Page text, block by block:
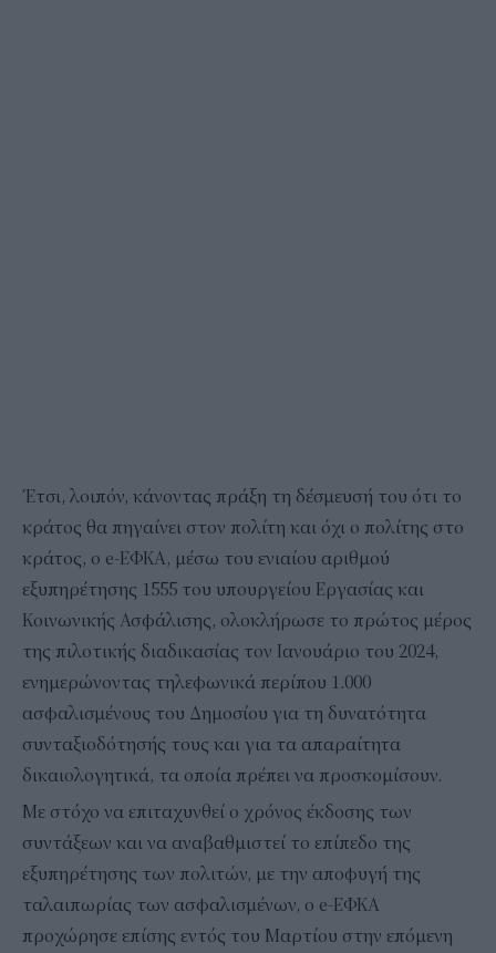
Έτσι, λοιπόν, κάνοντας πράξη τη δέσμευσή του ότι το
κράτος θα πηγαίνει στον πολίτη και όχι ο πολίτης στο
κράτος, ο e-ΕΦΚΑ, μέσω του ενιαίου αριθμού
εξυπηρέτησης 1555 του υπουργείου Εργασίας και
Κοινωνικής Ασφάλισης, ολοκλήρωσε το πρώτος μέρος
της πιλοτικής διαδικασίας τον Ιανουάριο του 2024,
ενημερώνοντας τηλεφωνικά περίπου 1.000
ασφαλισμένους του Δημοσίου για τη δυνατότητα
συνταξιοδότησής τους και για τα απαραίτητα
δικαιολογητικά, τα οποία πρέπει να προσκομίσουν.
Με στόχο να επιταχυνθεί ο χρόνος έκδοσης των
συντάξεων και να αναβαθμιστεί το επίπεδο της
εξυπηρέτησης των πολιτών, με την αποφυγή της
ταλαιπωρίας των ασφαλισμένων, ο e-ΕΦΚΑ
προχώρησε επίσης εντός του Μαρτίου στην επόμενη